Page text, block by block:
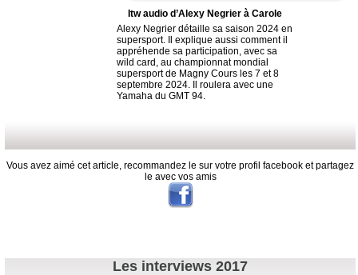
Itw audio d’Alexy Negrier à Carole
Alexy Negrier détaille sa saison 2024 en
supersport. Il explique aussi comment il
appréhende sa participation, avec sa
wild card, au championnat mondial
supersport de Magny Cours les 7 et 8
septembre 2024. Il roulera avec une
Yamaha du GMT 94.
Vous avez aimé cet article, recommandez le sur votre profil facebook et partagez
le avec vos amis
Les interviews 2017